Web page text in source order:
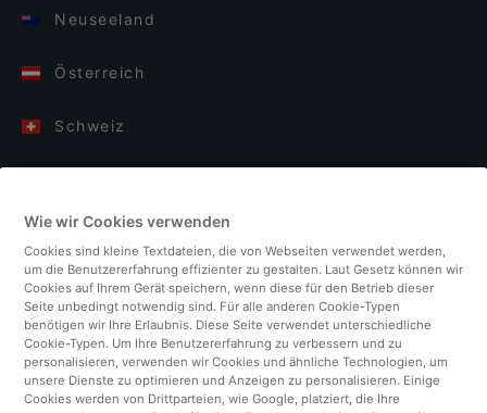
Neuseeland
Österreich
Schweiz
Italien
Finnland
Vereinigtes Königreich
Türkei
Wie wir Cookies verwenden
Cookies sind kleine Textdateien, die von Webseiten verwendet werden,
um die Benutzererfahrung effizienter zu gestalten. Laut Gesetz können wir
Cookies auf Ihrem Gerät speichern, wenn diese für den Betrieb dieser
Seite unbedingt notwendig sind. Für alle anderen Cookie-Typen
benötigen wir Ihre Erlaubnis. Diese Seite verwendet unterschiedliche
Cookie-Typen. Um Ihre Benutzererfahrung zu verbessern und zu
personalisieren, verwenden wir Cookies und ähnliche Technologien, um
unsere Dienste zu optimieren und Anzeigen zu personalisieren. Einige
Cookies werden von Drittparteien, wie Google, platziert, die Ihre